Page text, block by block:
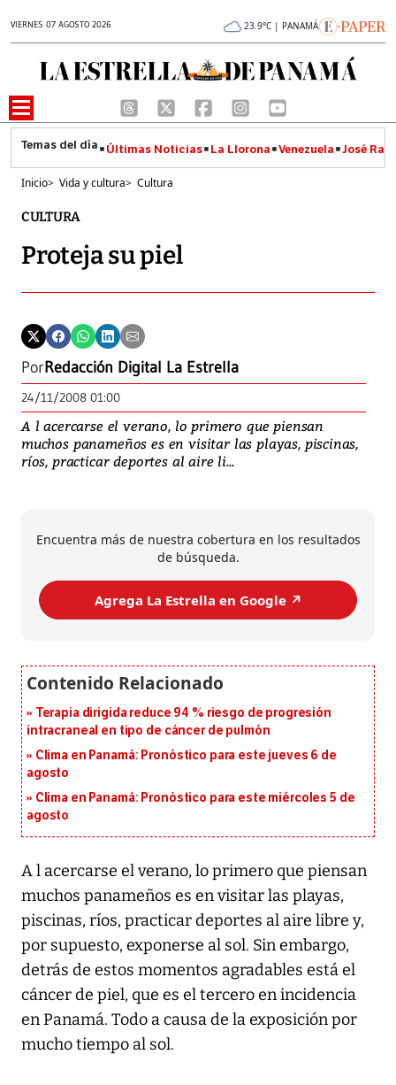
VIERNES 07 AGOSTO 2026 23.9°C | PANAMÁ
Últimas Noticias La Llorona Venezuela José
Inicio> Vida y cultura> Cultura
CULTURA
Proteja su piel
PorRedacción Digital La Estrella
24/11/2008 01:00
A l acercarse el verano, lo primero que piensan
muchos panameños es en visitar las playas, piscinas,
ríos, practicar deportes al aire li...
Encuentra más de nuestra cobertura en los resultados
de búsqueda.
Agrega La Estrella en Google ↗️
Terapia dirigida reduce 94 % riesgo de progresión
intracraneal en tipo de cáncer de pulmón
Clima en Panamá: Pronóstico para este jueves 6 de
agosto
Clima en Panamá: Pronóstico para este miércoles 5 de
agosto
A l acercarse el verano, lo primero que piensan
muchos panameños es en visitar las playas,
piscinas, ríos, practicar deportes al aire libre y,
por supuesto, exponerse al sol. Sin embargo,
detrás de estos momentos agradables está el
cáncer de piel, que es el tercero en incidencia
en Panamá. Todo a causa de la exposición por
mucho tiempo al sol.